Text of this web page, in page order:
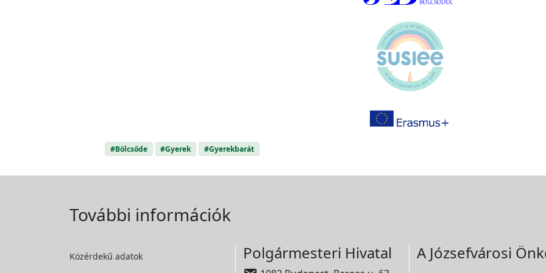
#Bölcsőde #Gyerek #Gyerekbarát
További információk
Közérdekű adatok Polgármesteri Hivatal A Józsefvárosi